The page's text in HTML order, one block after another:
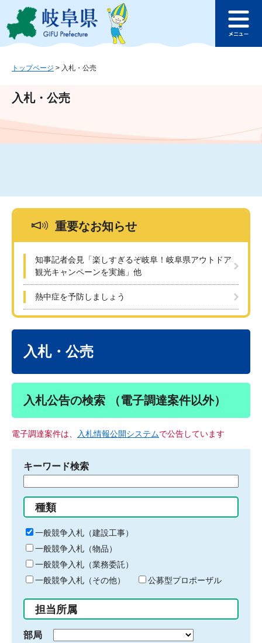
ジ
ュ
文
このページの本文へ
ュ
トップページ > 入札・公売
入札・公売
重要なお知らせ
知事記者会見「楽しすぎるぞ岐阜！岐阜県アウトドア
観光キャンペーンを実施」他
熱中症を予防しましょう
入札・公売
入札公告の検索 （電子調達案件以外）
電子調達案件は、 入札情報公開システムで公告しています
キーワード検索
る
キ
ー
ワ
ー
ド
入
力
種類
一般競争入札（建設工事）
一般競争入札（物品）
一般競争入札（業務委託）
一般競争入札（その他）
公募型プロポーザル
担当所属
部局